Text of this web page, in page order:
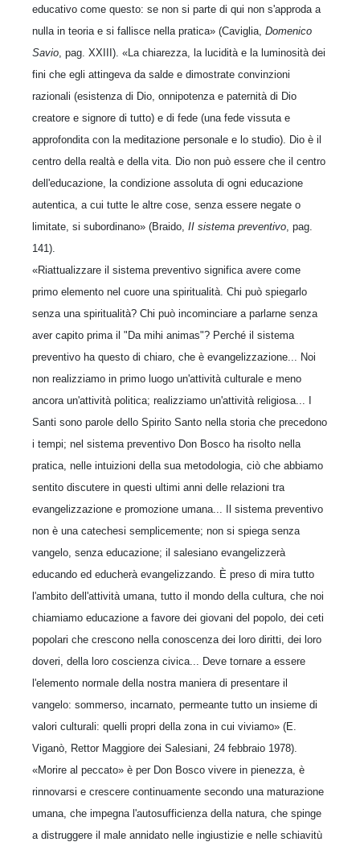
educativo come questo: se non si parte di qui non s'approda a
nulla in teoria e si fallisce nella pratica» (Caviglia, Domenico
Savio , pag. XXIII). «La chiarezza, la lucidità e la luminosità dei
fini che egli attingeva da salde e dimostrate convinzioni
razionali (esistenza di Dio, onnipotenza e paternità di Dio
creatore e signore di tutto) e di fede (una fede vissuta e
approfondita con la meditazione personale e lo studio). Dio è il
centro della realtà e della vita. Dio non può essere che il centro
dell'educazione, la condizione assoluta di ogni educazione
autentica, a cui tutte le altre cose, senza essere negate o
limitate, si subordinano» (Braido, II sistema preventivo , pag.
141).
«Riattualizzare il sistema preventivo significa avere come
primo elemento nel cuore una spiritualità. Chi può spiegarlo
senza una spiritualità? Chi può incominciare a parlarne senza
aver capito prima il "Da mihi animas"? Perché il sistema
preventivo ha questo di chiaro, che è evangelizzazione... Noi
non realizziamo in primo luogo un'attività culturale e meno
ancora un'attività politica; realizziamo un'attività religiosa... I
Santi sono parole dello Spirito Santo nella storia che precedono
i tempi; nel sistema preventivo Don Bosco ha risolto nella
pratica, nelle intuizioni della sua metodologia, ciò che abbiamo
sentito discutere in questi ultimi anni delle relazioni tra
evangelizzazione e promozione umana... Il sistema preventivo
non è una catechesi semplicemente; non si spiega senza
vangelo, senza educazione; il salesiano evangelizzerà
educando ed educherà evangelizzando. È preso di mira tutto
l'ambito dell'attività umana, tutto il mondo della cultura, che noi
chiamiamo educazione a favore dei giovani del popolo, dei ceti
popolari che crescono nella conoscenza dei loro diritti, dei loro
doveri, della loro coscienza civica... Deve tornare a essere
l'elemento normale della nostra maniera di presentare il
vangelo: sommerso, incarnato, permeante tutto un insieme di
valori culturali: quelli propri della zona in cui viviamo» (E.
Viganò, Rettor Maggiore dei Salesiani, 24 febbraio 1978).
«Morire al peccato» è per Don Bosco vivere in pienezza, è
rinnovarsi e crescere continuamente secondo una maturazione
umana, che impegna l'autosufficienza della natura, che spinge
a distruggere il male annidato nelle ingiustizie e nelle schiavitù